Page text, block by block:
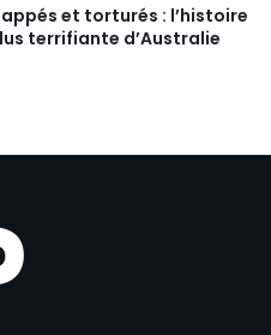
et torturés : l’histoire
terrifiante d’Australie